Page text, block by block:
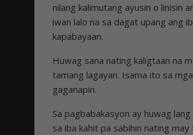
nilang kalimutang ayusin o linisin
iwan lalo na sa dagat upang ang
kapabayaan.
Huwag sana nating kaligtaan na
tamang lagayan. Isama ito sa
gaganapin.
Sa pagbabakasyon ay huwag
sa iba kahit pa sabihin nating